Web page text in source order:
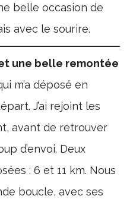
belle occasion de
avec le sourire.
une belle remontée
m’a déposé en
J’ai rejoint les
avant de retrouver
d’envoi. Deux
: 6 et 11 km. Nous
boucle, avec ses